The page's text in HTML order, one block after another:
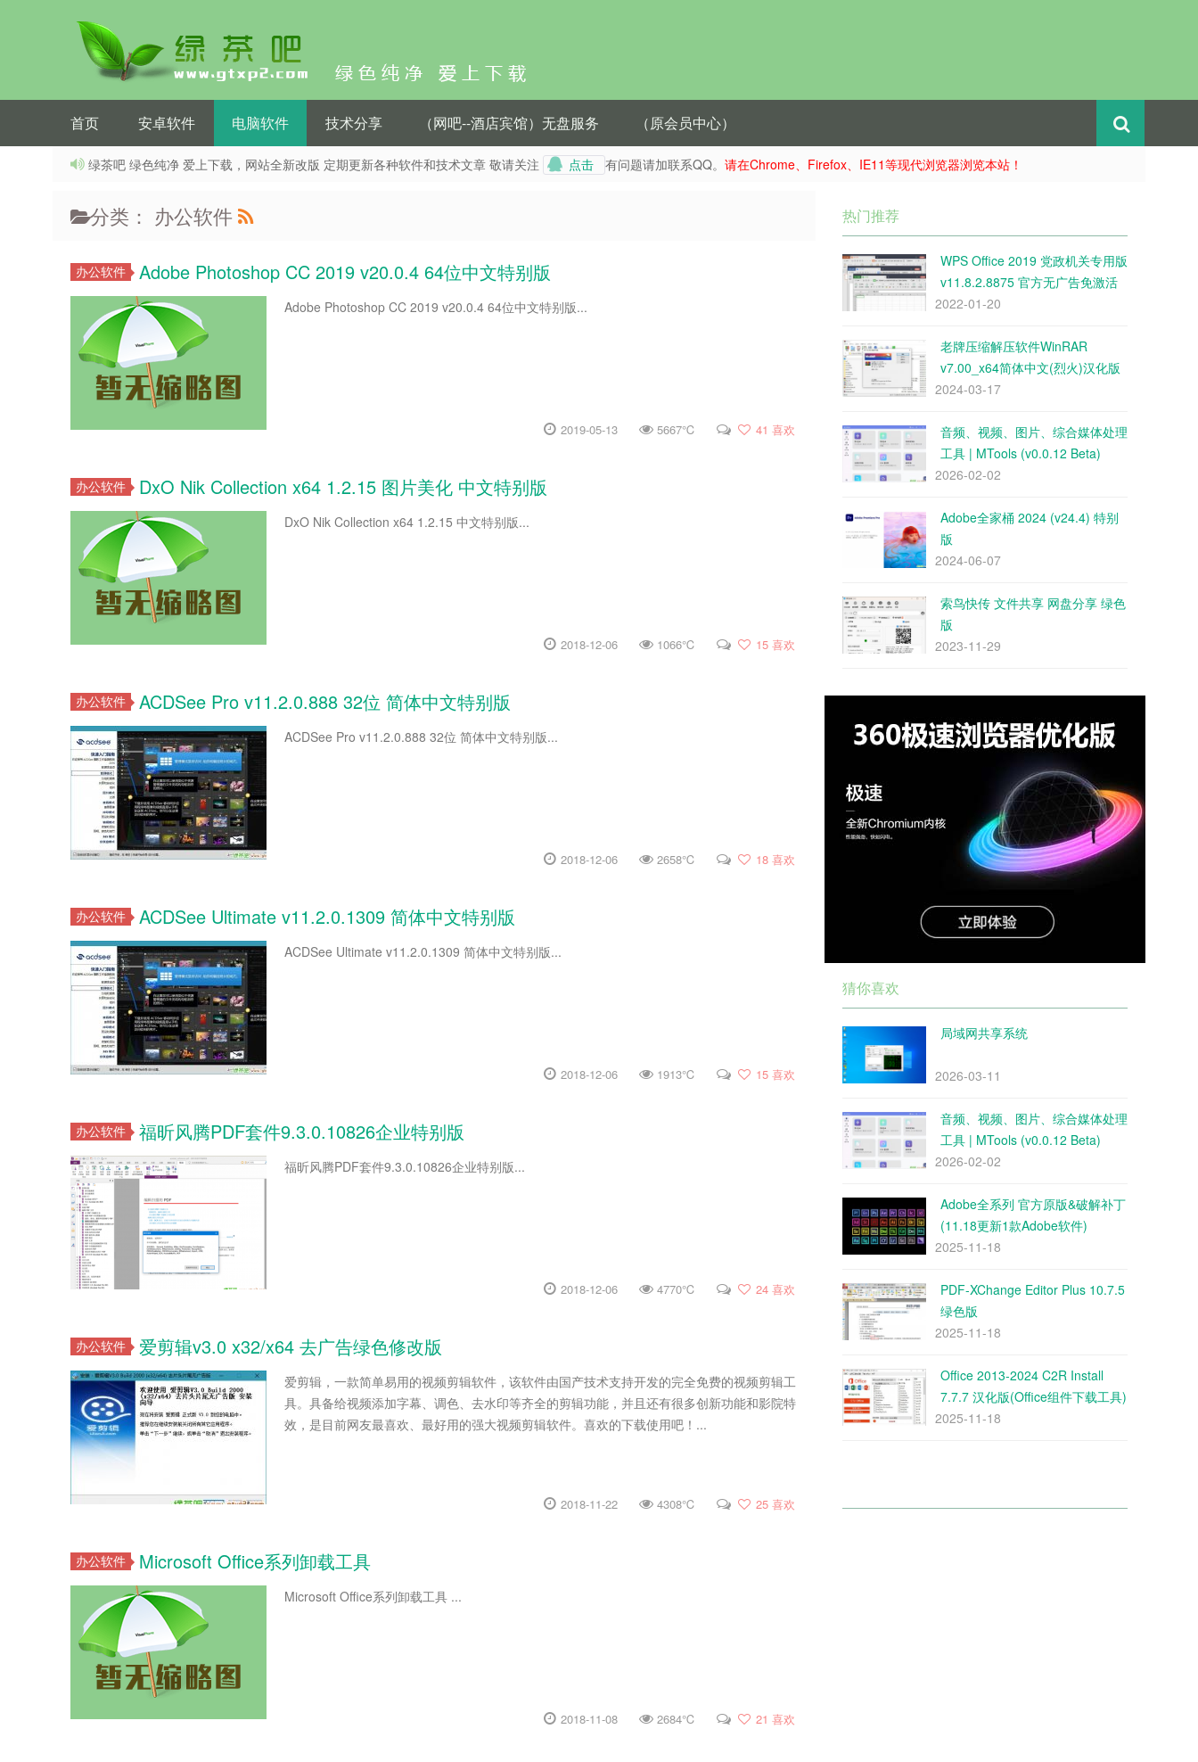
首页 安卓软件 电脑软件 技术分享 （网吧--酒店宾馆）无盘服务 （原会员中心）
绿茶吧 绿色纯净 爱上下载，网站全新改版 定期更新各种软件和技术文章 敬请关注 点击 有问题请加联系QQ。 请在Chrome、Firefox、IE11等现代浏览器浏览本站！
分类： 办公软件
办公软件 Adobe Photoshop CC 2019 v20.0.4 64位中文特别版
Adobe Photoshop CC 2019 v20.0.4 64位中文特别版...
2019-05-13 5667℃ 41 喜欢
办公软件 DxO Nik Collection x64 1.2.15 图片美化 中文特别版
DxO Nik Collection x64 1.2.15 中文特别版...
2018-12-06 1066℃ 15 喜欢
办公软件 ACDSee Pro v11.2.0.888 32位 简体中文特别版
ACDSee Pro v11.2.0.888 32位 简体中文特别版...
2018-12-06 2658℃ 18 喜欢
办公软件 ACDSee Ultimate v11.2.0.1309 简体中文特别版
ACDSee Ultimate v11.2.0.1309 简体中文特别版...
2018-12-06 1913℃ 15 喜欢
办公软件 福昕风腾PDF套件9.3.0.10826企业特别版
福昕风腾PDF套件9.3.0.10826企业特别版...
2018-12-06 4770℃ 24 喜欢
办公软件 爱剪辑v3.0 x32/x64 去广告绿色修改版
爱剪辑，一款简单易用的视频剪辑软件，该软件由国产技术支持开发的完全免费的视频剪辑工
具。具备给视频添加字幕、调色、去水印等齐全的剪辑功能，并且还有很多创新功能和影院特
效，是目前网友最喜欢、最好用的强大视频剪辑软件。喜欢的下载使用吧！...
2018-11-22 4308℃ 25 喜欢
办公软件 Microsoft Office系列卸载工具
Microsoft Office系列卸载工具 ...
2018-11-08 2684℃ 21 喜欢
热门推荐
WPS Office 2019 党政机关专用版
v11.8.2.8875 官方无广告免激活
2022-01-20
老牌压缩解压软件WinRAR
v7.00_x64简体中文(烈火)汉化版
2024-03-17
音频、视频、图片、综合媒体处理
工具 | MTools (v0.0.12 Beta)
2026-02-02
Adobe全家桶 2024 (v24.4) 特别
版
2024-06-07
索鸟快传 文件共享 网盘分享 绿色
版
2023-11-29
猜你喜欢
局域网共享系统
2026-03-11
音频、视频、图片、综合媒体处理
工具 | MTools (v0.0.12 Beta)
2026-02-02
Adobe全系列 官方原版&破解补丁
(11.18更新1款Adobe软件)
2025-11-18
PDF-XChange Editor Plus 10.7.5
绿色版
2025-11-18
Office 2013-2024 C2R Install
7.7.7 汉化版(Office组件下载工具)
2025-11-18